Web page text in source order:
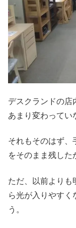
デスクランドの
あまり変わってい
それもそのはず、
をそのまま残した
ただ、以前よりも
ら光が入りやすく
う。